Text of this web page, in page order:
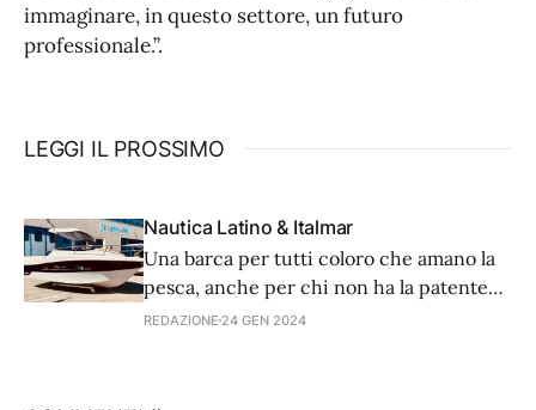
immaginare, in questo settore, un futuro
professionale.”.
LEGGI IL PROSSIMO
Nautica Latino & Italmar
Una barca per tutti coloro che amano la
pesca, anche per chi non ha la patente
nautica e vuole dedicare il giusto
REDAZIONE 24 GEN 2024